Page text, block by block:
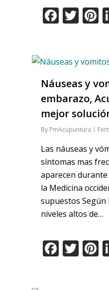
Náuseas y
embarazo,
mejor
By PmAcupuntura
Las náuseas y
síntomas mas
aparecen
la Medicina
supuestos
niveles altos de…